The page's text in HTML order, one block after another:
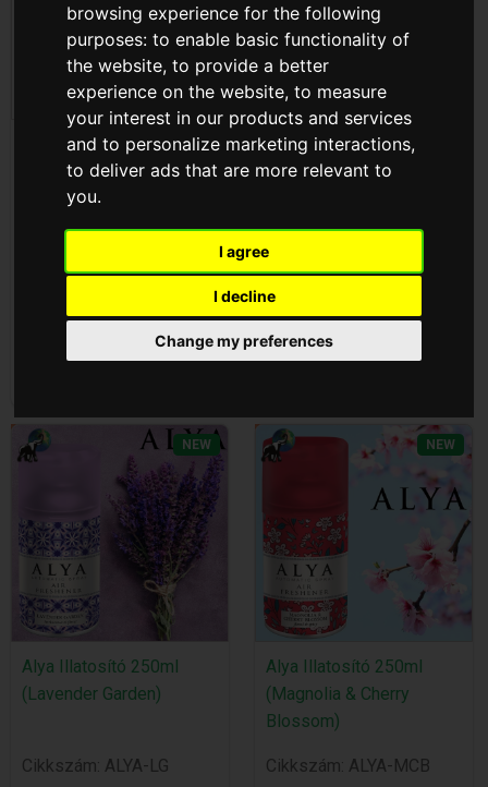
browsing experience for the following
purposes:to enable basic functionality of
the website,to provide a better
experience on the website,to measure
your interest in our products and services
and to personalize marketing interactions,
to deliver ads that are more relevant to
you.
I agree
I decline
Change my preferences
Alya Illatosító 250ml
(Exotic Leaves)
Alya Illatosító 250ml
(Fresh Vibes)
Az árak megtekintéséhez
be kell
NEW
Alya Illatosító 250ml
(Lavender Garden)
Cikkszám: ALYA-LG
NEW
Alya Illatosító 250ml
(Magnolia & Cherry
Blossom)
Cikkszám: ALYA-MCB